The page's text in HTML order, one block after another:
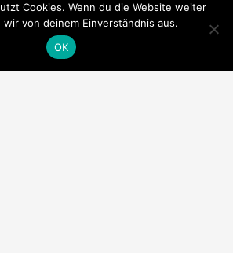
Cookies. Wenn du die Website weiter
von deinem Einverständnis aus.
OK